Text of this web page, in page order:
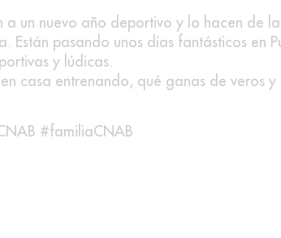
a un nuevo año deportivo y lo hacen de
Están pasando unos días fantásticos en
y lúdicas.
casa entrenando, qué ganas de veros
#familiaCNAB